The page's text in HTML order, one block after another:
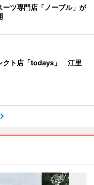
ツ専門店「ノーブル」が
クト店「todays」 江里